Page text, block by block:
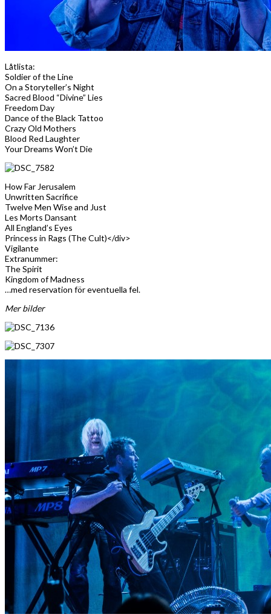
Låtlista:
Soldier of the Line
On a Storyteller’s Night
Sacred Blood “Divine” Lies
Freedom Day
Dance of the Black Tattoo
Crazy Old Mothers
Blood Red Laughter
Your Dreams Won’t Die
How Far Jerusalem
Unwritten Sacrifice
Twelve Men Wise and Just
Les Morts Dansant
All England’s Eyes
Princess in Rags (The Cult)</div>
Vigilante
Extranummer:
The Spirit
Kingdom of Madness
…med reservation för eventuella fel.
Mer bilder